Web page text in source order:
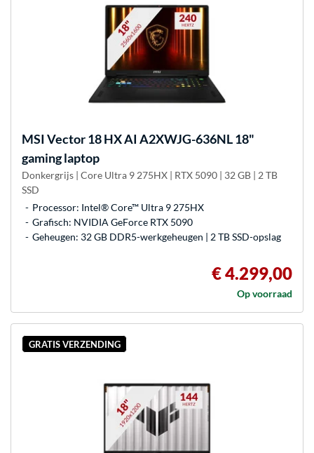
MSI Vector 18 HX AI A2XWJG-636NL 18"
gaming laptop
Donkergrijs | Core Ultra 9 275HX | RTX 5090 | 32 GB | 2 TB
SSD
Processor: Intel® Core™ Ultra 9 275HX
Grafisch: NVIDIA GeForce RTX 5090
Geheugen: 32 GB DDR5-werkgeheugen | 2 TB SSD-opslag
€ 4.299,00
Op voorraad
GRATIS VERZENDING